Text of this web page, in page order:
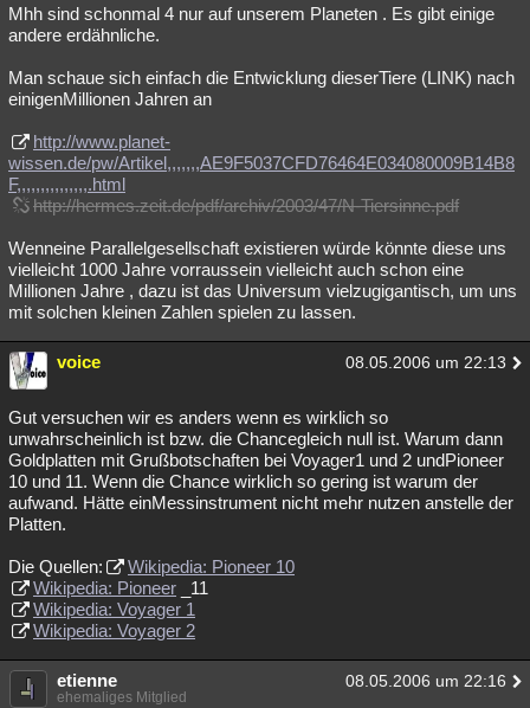
Mhh sind schonmal 4 nur auf unserem Planeten . Es gibt einige
andere erdähnliche.
Man schaue sich einfach die Entwicklung dieserTiere (LINK) nach
einigenMillionen Jahren an
http://www.planet-
wissen.de/pw/Artikel,,,,,,,AE9F5037CFD76464E034080009B14B8
F,,,,,,,,,,,,,,,.html
http://hermes.zeit.de/pdf/archiv/2003/47/N-Tiersinne.pdf
Wenneine Parallelgesellschaft existieren würde könnte diese uns
vielleicht 1000 Jahre vorraussein vielleicht auch schon eine
Millionen Jahre , dazu ist das Universum vielzugigantisch, um uns
mit solchen kleinen Zahlen spielen zu lassen.
voice 08.05.2006 um 22:13
Gut versuchen wir es anders wenn es wirklich so
unwahrscheinlich ist bzw. die Chancegleich null ist. Warum dann
Goldplatten mit Grußbotschaften bei Voyager1 und 2 undPioneer
10 und 11. Wenn die Chance wirklich so gering ist warum der
aufwand. Hätte einMessinstrument nicht mehr nutzen anstelle der
Platten.
Die Quellen:
Wikipedia: Pioneer 10
Wikipedia: Pioneer _11
Wikipedia: Voyager 1
Wikipedia: Voyager 2
etienne 08.05.2006 um 22:16
ehemaliges Mitglied